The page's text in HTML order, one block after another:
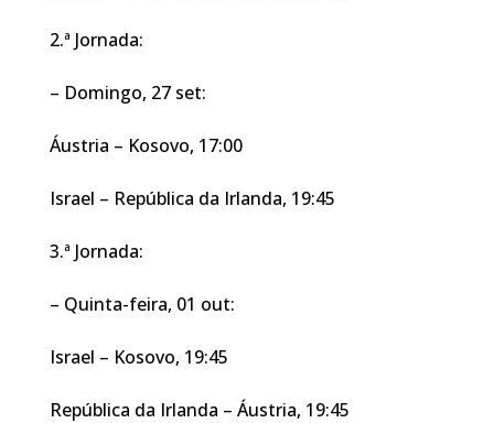
2.ª Jornada:
– Domingo, 27 set:
Áustria – Kosovo, 17:00
Israel – República da Irlanda, 19:45
3.ª Jornada:
– Quinta-feira, 01 out:
Israel – Kosovo, 19:45
República da Irlanda – Áustria, 19:45